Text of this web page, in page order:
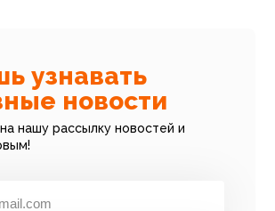
узнавать
новости
нашу рассылку новостей и